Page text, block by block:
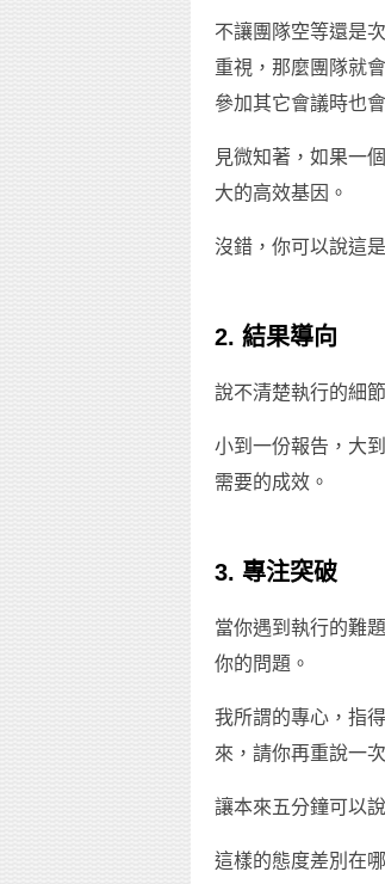
不讓團隊空等還是
重視，那麼團隊就
參加其它會議時也
見微知著，如果一
大的高效基因。
沒錯，你可以說這
2. 結果導向
說不清楚執行的細
小到一份報告，大
需要的成效。
3. 專注突破
當你遇到執行的難
你的問題。
我所謂的專心，指
來，請你再重說一
讓本來五分鐘可以
這樣的態度差別在